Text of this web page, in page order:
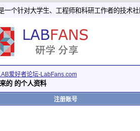
一个针对大学生、工程师和科研工作者的技术社
爱好者论坛-LabFans.com
的 的个人资料
注册账号